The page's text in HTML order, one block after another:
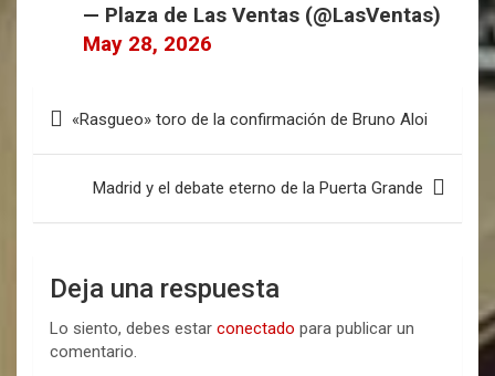
— Plaza de Las Ventas (@LasVentas)
May 28, 2026
«Rasgueo» toro de la confirmación de Bruno Aloi
Madrid y el debate eterno de la Puerta Grande
Deja una respuesta
Lo siento, debes estar conectado para publicar un
comentario.